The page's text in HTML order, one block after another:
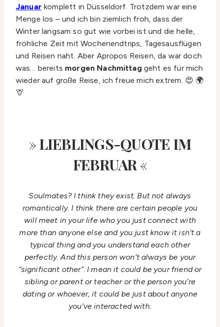
Januar komplett in Düsseldorf. Trotzdem war eine
Menge los – und ich bin ziemlich froh, dass der
Winter langsam so gut wie vorbei ist und die helle,
fröhliche Zeit mit Wochenendtrips, Tagesausflügen
und Reisen naht. Aber Apropos Reisen, da war doch
was… bereits morgen Nachmittaggeht es für mich
wieder auf große Reise, ich freue mich extrem. 😍 🌍
🦒
»LIEBLINGS-QUOTE IM
FEBRUAR«
Soulmates? I think they exist. But not always
romantically. I think there are certain people you
will meet in your life who you just connect with
more than anyone else and you just know it isn’t a
typical thing and you understand each other
perfectly. And this person won’t always be your
“significant other”. I mean it could be your friend or
sibling or parent or teacher or the person you’re
dating or whoever, it could be just about anyone
you’ve interacted with.